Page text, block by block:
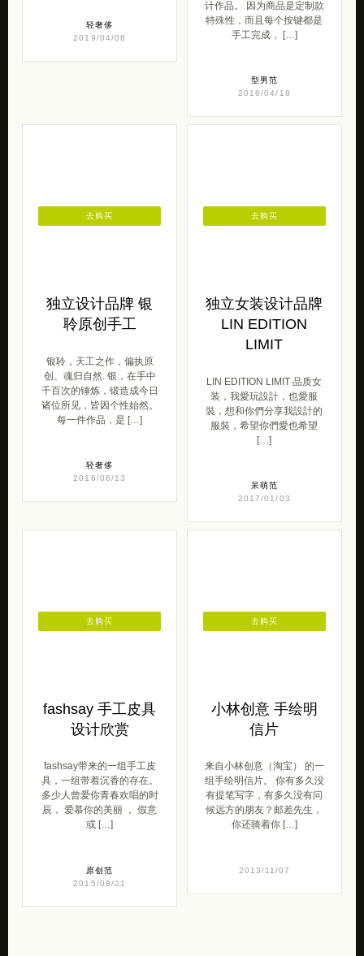
轻奢侈
2019/04/08
计作品。 因为商品是定制款
特殊性，而且每个按键都是
手工完成， […]
型男范
2016/04/18
独立设计品牌 银
聆原创手工
银聆，天工之作，偏执原
创、魂归自然. 银，在手中
千百次的锤炼，锻造成今日
诸位所见，皆因个性始然。
每一件作品，是 […]
轻奢侈
2016/06/13
去购买
独立女装设计品牌
LIN EDITION
LIMIT
LIN EDITION LIMIT 品质女
装，我愛玩設計，也愛服
裝，想和你們分享我設計的
服裝，希望你們愛也希望
[…]
呆萌范
2017/01/03
去购买
fashsay 手工皮具
设计欣赏
fashsay带来的一组手工皮
具，一组带着沉香的存在。
多少人曾爱你青春欢唱的时
辰， 爱慕你的美丽 ， 假意
或 […]
原创范
2015/08/21
去购买
小林创意 手绘明
信片
来自小林创意（淘宝） 的一
组手绘明信片。 你有多久没
有提笔写字，有多久没有问
候远方的朋友？邮差先生，
你还骑着你 […]
2013/11/07
去购买